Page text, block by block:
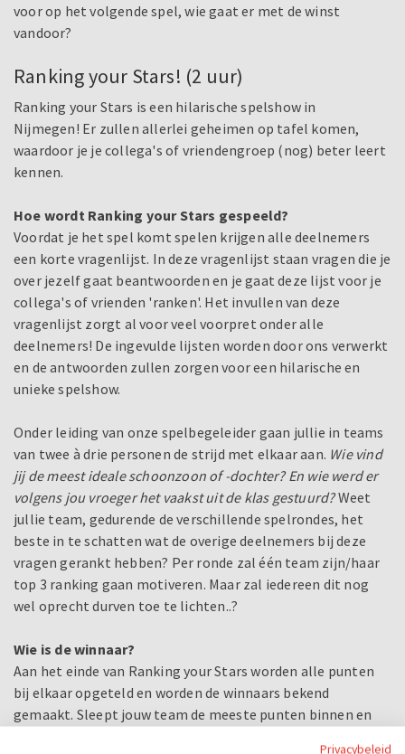
voor op het volgende spel, wie gaat er met de winst
vandoor?
Ranking your Stars! (2 uur)
Ranking your Stars is een hilarische spelshow in
Nijmegen! Er zullen allerlei geheimen op tafel komen,
waardoor je je collega's of vriendengroep (nog) beter leert
kennen.
Hoe wordt Ranking your Stars gespeeld?
Voordat je het spel komt spelen krijgen alle deelnemers
een korte vragenlijst. In deze vragenlijst staan vragen die je
over jezelf gaat beantwoorden en je gaat deze lijst voor je
collega's of vrienden 'ranken'. Het invullen van deze
vragenlijst zorgt al voor veel voorpret onder alle
deelnemers! De ingevulde lijsten worden door ons verwerkt
en de antwoorden zullen zorgen voor een hilarische en
unieke spelshow.
Onder leiding van onze spelbegeleider gaan jullie in teams
van twee à drie personen de strijd met elkaar aan. Wie vind
jij de meest ideale schoonzoon of -dochter? En wie werd er
volgens jou vroeger het vaakst uit de klas gestuurd?Weet
jullie team, gedurende de verschillende spelrondes, het
beste in te schatten wat de overige deelnemers bij deze
vragen gerankt hebben? Per ronde zal één team zijn/haar
top 3 ranking gaan motiveren. Maar zal iedereen dit nog
wel oprecht durven toe te lichten..?
Wie is de winnaar?
Aan het einde van Ranking your Stars worden alle punten
bij elkaar opgeteld en worden de winnaars bekend
gemaakt. Sleept jouw team de meeste punten binnen en
Privacybeleid